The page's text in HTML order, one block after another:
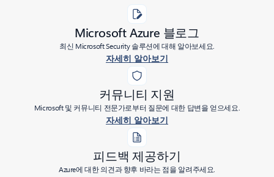
Microsoft Azure 블로그
최신 Microsoft Security 솔루션에 대해 알아보세요.
자세히 알아보기
커뮤니티 지원
Microsoft 및 커뮤니티 전문가로부터 질문에 대한 답변을 얻으세요.
자세히 알아보기
피드백 제공하기
Azure에 대한 의견과 향후 바라는 점을 알려주세요.